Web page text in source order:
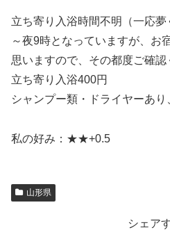
立ち寄り入浴時間不明（一応
～夜9時となっていますが、お
思いますので、その都度ご確認
立ち寄り入浴400円
シャンプー類・ドライヤーあ
私の好み：★★+0.5
山形県
シェア